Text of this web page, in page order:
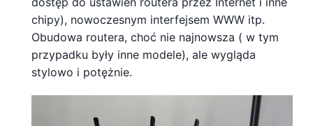
chipy), nowoczesnym interfejsem WWW itp.
Obudowa routera, choć nie najnowsza ( w tym
przypadku były inne modele), ale wygląda
stylowo i potężnie.